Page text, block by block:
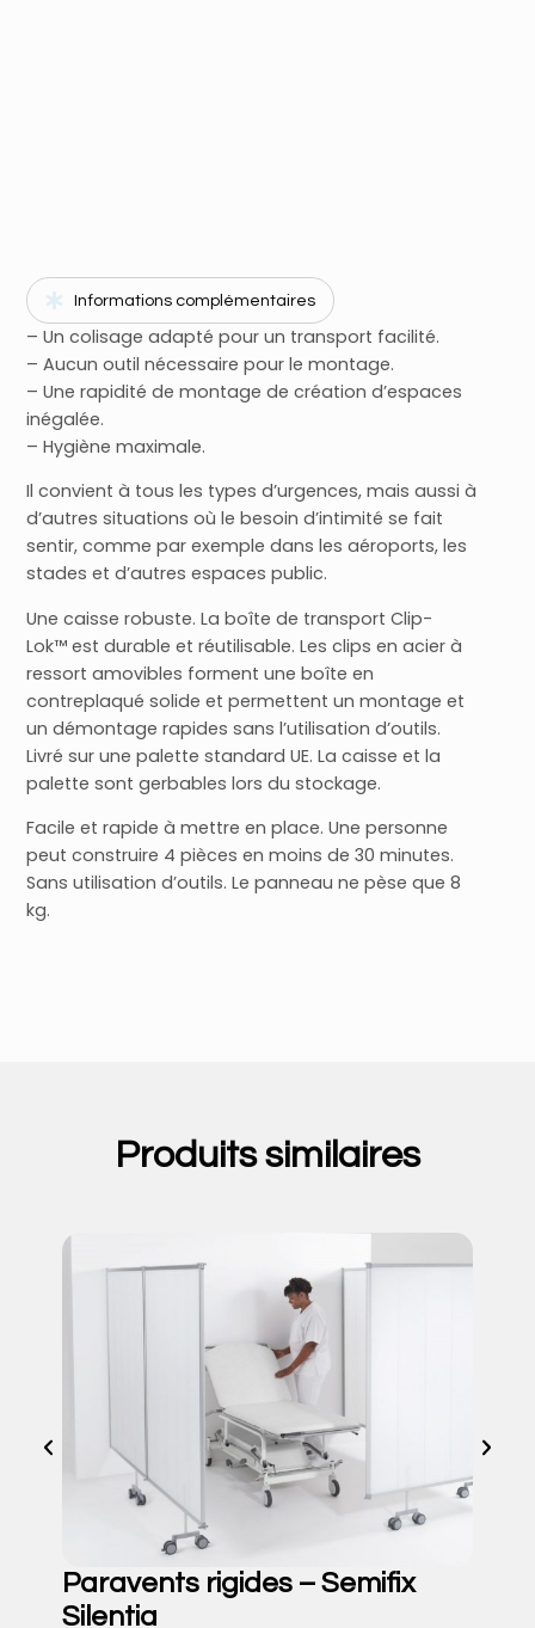
Informations complémentaires
– Un colisage adapté pour un transport facilité.
– Aucun outil nécessaire pour le montage.
– Une rapidité de montage de création d’espaces
inégalée.
– Hygiène maximale.
Il convient à tous les types d’urgences, mais aussi à
d’autres situations où le besoin d’intimité se fait
sentir, comme par exemple dans les aéroports, les
stades et d’autres espaces public.
Une caisse robuste. La boîte de transport Clip-
Lok™ est durable et réutilisable. Les clips en acier à
ressort amovibles forment une boîte en
contreplaqué solide et permettent un montage et
un démontage rapides sans l’utilisation d’outils.
Livré sur une palette standard UE. La caisse et la
palette sont gerbables lors du stockage.
Facile et rapide à mettre en place. Une personne
peut construire 4 pièces en moins de 30 minutes.
Sans utilisation d’outils. Le panneau ne pèse que 8
kg.
Produits similaires
Paravents rigides – Semifix
Silentia